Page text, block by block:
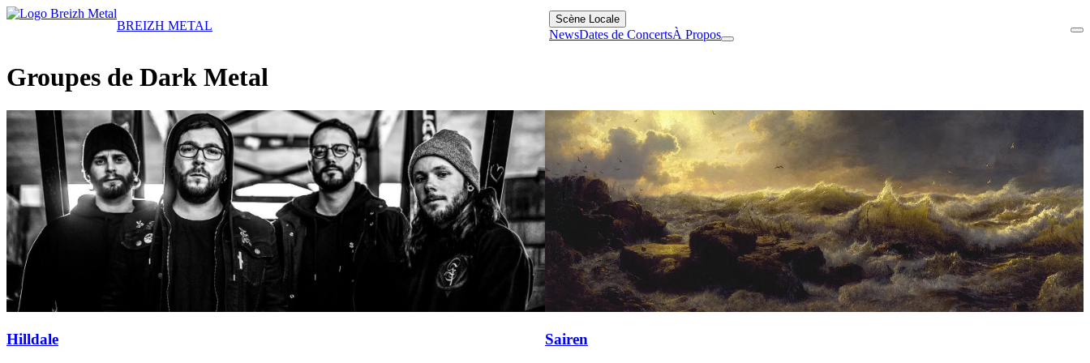
BREIZH METAL Scène Locale
NewsDates de ConcertsÀ Propos
Groupes de Dark Metal
Hilldale Sairen